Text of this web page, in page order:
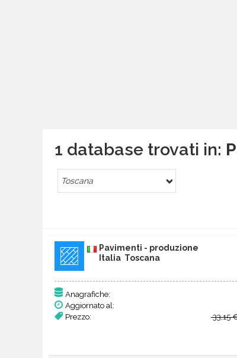
1 database trovati in:
Toscana
Pavimenti - produzione
Italia Toscana
Anagrafiche:
Aggiornato al:
Prezzo:
33,15